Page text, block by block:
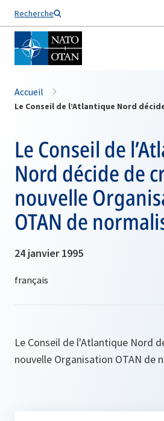
Recherche
Nom de famille*
Accueil
Le Conseil de
Nord décide de
nouvelle
OTAN de
24 janvier 1995
Le Conseil de l'Atlantique Nord
nouvelle Organisation OTAN de